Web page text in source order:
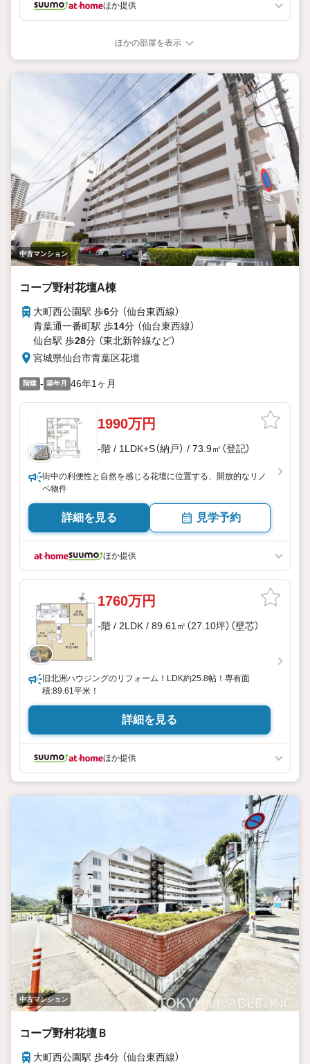
ほか提供
ほかの部屋を表示
中古マンション
コープ野村花壇A棟
大町西公園駅 歩6分 （仙台東西線）
青葉通一番町駅 歩14分 （仙台東西線）
仙台駅 歩28分 （東北新幹線など）
宮城県仙台市青葉区花壇
階建 - 築年月 46年1ヶ月
1990万円
-階 / 1LDK+S（納戸） / 73.9㎡（登記）
街中の利便性と自然を感じる花壇に位置する、開放的なリノ
ベ物件
詳細を見る 見学予約
ほか提供
1760万円
-階 / 2LDK / 89.61㎡（27.10坪）（壁芯）
旧北洲ハウジングのリフォーム！LDK約25.8帖！専有面
積:89.61平米！
詳細を見る
ほか提供
中古マンション
コープ野村花壇Ｂ
大町西公園駅 歩4分 （仙台東西線）